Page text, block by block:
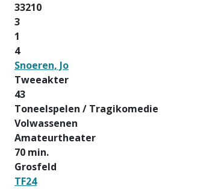
33210
3
1
4
Snoeren, Jo
Tweeakter
43
Toneelspelen / Tragikomedie
Volwassenen
Amateurtheater
70 min.
Grosfeld
TF24